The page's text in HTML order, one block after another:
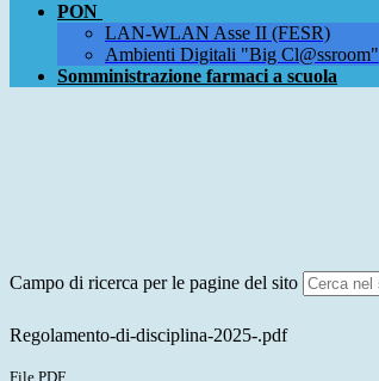
PON
LAN-WLAN Asse II (FESR)
Ambienti Digitali "Big Cl@ssroom"
Somministrazione farmaci a scuola
Campo di ricerca per le pagine del sito
Regolamento-di-disciplina-2025-.pdf
File PDF